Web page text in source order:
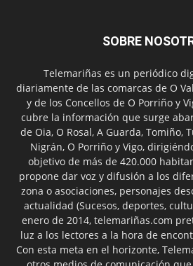
SOBRE
Telemariñas es un periódico
diariamente de las comarcas de O
y de los Concellos de O Porriño y
cubre la información que surge
de Oia, O Rosal, A Guarda, Tomiño,
Nigrán, O Porriño y Vigo,
objetivo de más de 420.000
propone dar voz y difusión a los
zona o asociaciones, personajes
actualidad (Sucesos, deportes,
enero de 2014, telemariñas.com
luz a los lectores a la hora de
Con esta meta en el horizonte,